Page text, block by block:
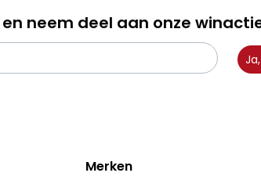
neem deel aan onze
Merken